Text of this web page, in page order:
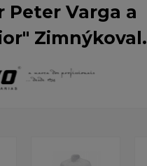
Peter Varga a
Zimnýkoval.